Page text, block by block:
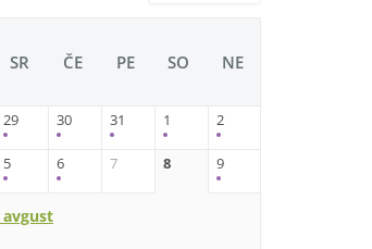
SR ČE PE SO NE
29 30 31 1 2
5 6 7 8 9
avgust